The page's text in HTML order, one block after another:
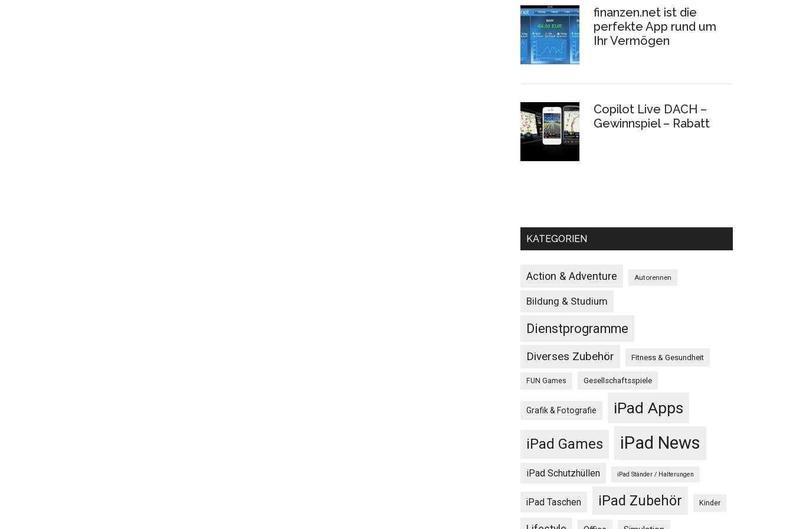
finanzen.net ist die
perfekte App rund um
Ihr Vermögen
Copilot Live DACH –
Gewinnspiel – Rabatt
KATEGORIEN
Action & Adventure Autorennen
Bildung & Studium
Dienstprogramme
Diverses Zubehör Fitness & Gesundheit
FUN Games Gesellschaftsspiele
Grafik & Fotografie iPad Apps
iPad Games iPad News
iPad Schutzhüllen iPad Ständer / Halterungen
iPad Taschen iPad Zubehör Kinder